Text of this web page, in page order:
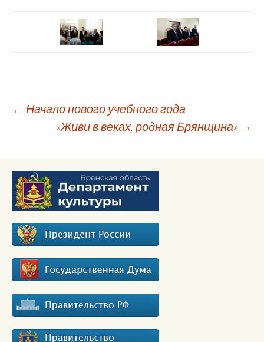
Навигация
записям
← Начало нового учебного года
«Живи в веках, родная Брянщина» →